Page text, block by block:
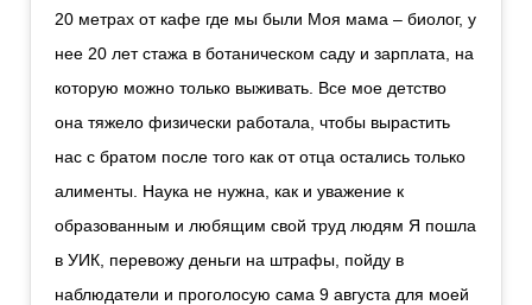
20 метрах от кафе где мы были Моя мама – биолог, у
нее 20 лет стажа в ботаническом саду и зарплата, на
которую можно только выживать. Все мое детство
она тяжело физически работала, чтобы вырастить
нас с братом после того как от отца остались только
алименты. Наука не нужна, как и уважение к
образованным и любящим свой труд людям Я пошла
в УИК, перевожу деньги на штрафы, пойду в
наблюдатели и проголосую сама 9 августа для моей